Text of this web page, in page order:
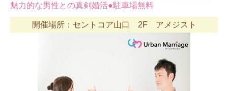
魅力的な男性との真剣婚活●駐車場無料
開催場所：セントコア山口 2F アメジスト